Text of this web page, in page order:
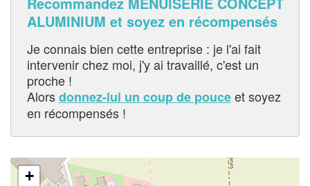
ALUMINIUM et soyez en récompensés
Je connais bien cette entreprise : je l'ai fait
intervenir chez moi, j'y ai travaillé, c'est un
proche !
Alorsdonnez-lui un coup de pouceet soyez
en récompensés !
+